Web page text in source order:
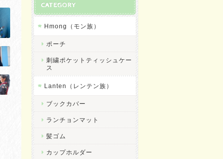
CATEGORY
Hmong（モン族）
ポーチ
刺繍ポケットティッシュケー
ス
Lanten（レンテン族）
ブックカバー
ランチョンマット
髪ゴム
カップホルダー